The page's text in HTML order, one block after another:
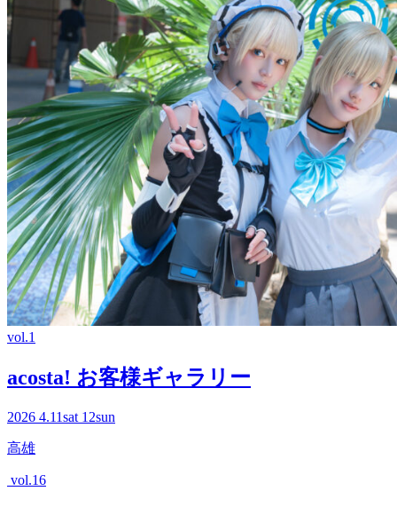
vol.1
acosta! お客様ギャラリー
2026 4.11sat 12sun
高雄
vol.16